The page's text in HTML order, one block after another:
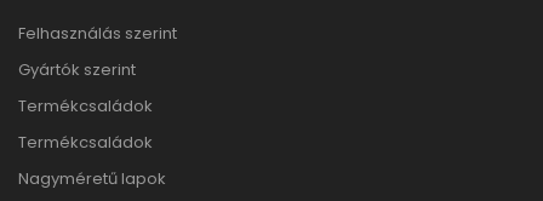
Felhasználás szerint
Gyártók szerint
Termékcsaládok
Termékcsaládok
Nagyméretű lapok